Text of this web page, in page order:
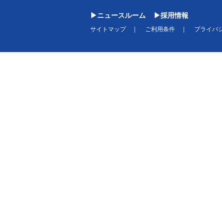
ニュースルーム 採用情報
サイトマップ ご利用条件 プライバ